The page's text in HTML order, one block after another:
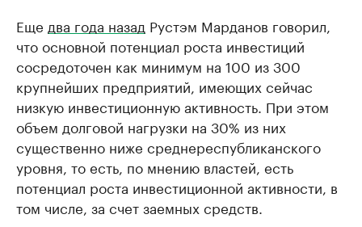
Еще два года назад Рустэм Марданов говорил,
что основной потенциал роста инвестиций
сосредоточен как минимум на 100 из 300
крупнейших предприятий, имеющих сейчас
низкую инвестиционную активность. При этом
объем долговой нагрузки на 30% из них
существенно ниже среднереспубликанского
уровня, то есть, по мнению властей, есть
потенциал роста инвестиционной активности, в
том числе, за счет заемных средств.